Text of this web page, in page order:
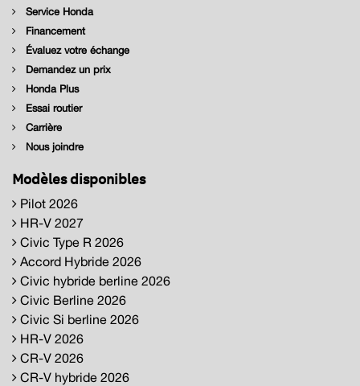
Service Honda
Financement
Évaluez votre échange
Demandez un prix
Honda Plus
Essai routier
Carrière
Nous joindre
Modèles disponibles
Pilot 2026
HR-V 2027
Civic Type R 2026
Accord Hybride 2026
Civic hybride berline 2026
Civic Berline 2026
Civic Si berline 2026
HR-V 2026
CR-V 2026
CR-V hybride 2026